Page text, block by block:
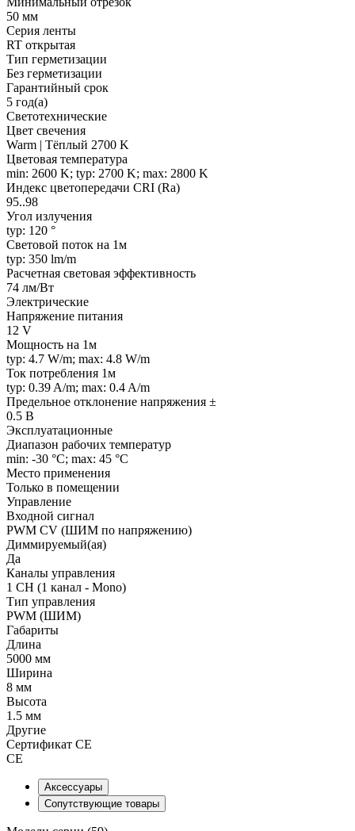
50 мм
Серия ленты
RT открытая
Тип герметизации
Без герметизации
Гарантийный срок
5 год(а)
Светотехнические
Цвет свечения
Warm | Тёплый 2700 K
Цветовая температура
min: 2600 K; typ: 2700 K; max: 2800 K
Индекс цветопередачи CRI (Ra)
95..98
Угол излучения
typ: 120 °
Световой поток на 1м
typ: 350 lm/m
Расчетная световая эффективность
74 лм/Вт
Электрические
Напряжение питания
12 V
Мощность на 1м
typ: 4.7 W/m; max: 4.8 W/m
Ток потребления 1м
typ: 0.39 A/m; max: 0.4 A/m
Предельное отклонение напряжения ±
0.5 В
Эксплуатационные
Диапазон рабочих температур
min: -30 °C; max: 45 °C
Место применения
Только в помещении
Управление
Входной сигнал
PWM СV (ШИМ по напряжению)
Диммируемый(ая)
Да
Каналы управления
1 CH (1 канал - Mono)
Тип управления
PWM (ШИМ)
Габариты
Длина
5000 мм
Ширина
8 мм
Высота
1.5 мм
Другие
Сертификат CE
CE
Аксессуары
Сопутствующие товары